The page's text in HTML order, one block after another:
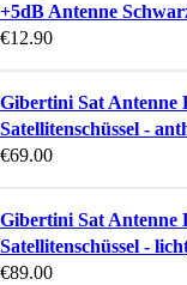
+5dB Antenne
€12.90
Gibertini Sat Antenne
Satellitenschüssel -
€69.00
Gibertini Sat Antenne
Satellitenschüssel -
€89.00